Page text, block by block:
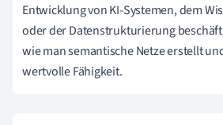
Entwicklung von KI-Systemen, dem
oder der Datenstrukturierung
wie man semantische Netze erstellt
wertvolle Fähigkeit.